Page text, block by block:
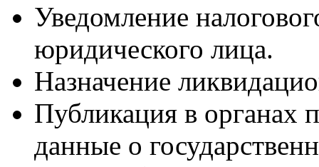
Уведомление
юридического лица.
Назначение
Публикация в органах
данные о